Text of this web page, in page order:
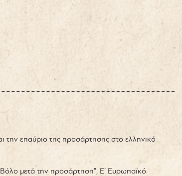
την επαύριο της προσάρτησης στο ελληνικό
μετά την προσάρτηση”, Ε’ Ευρωπαϊκό